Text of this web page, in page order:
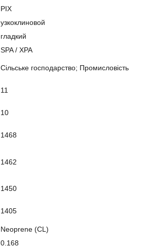
PIX
узкоклиновой
гладкий
SPA / XPA
Сільське господарство; Промисловість
11
10
1468
1462
1450
1405
Neoprene (CL)
0.168